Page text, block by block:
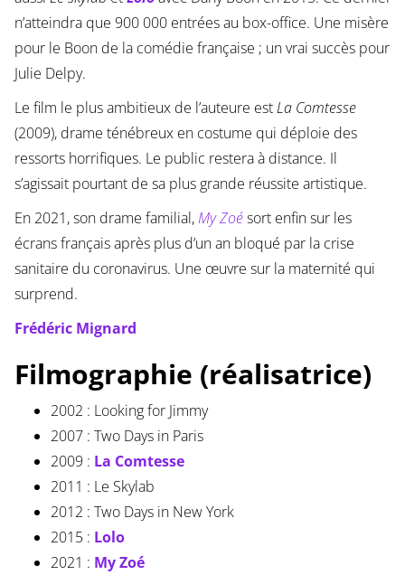
n’atteindra que 900 000 entrées au box-office. Une misère
pour le Boon de la comédie française ; un vrai succès pour
Julie Delpy.
Le film le plus ambitieux de l’auteure estLa Comtesse
(2009), drame ténébreux en costume qui déploie des
ressorts horrifiques. Le public restera à distance. Il
s’agissait pourtant de sa plus grande réussite artistique.
En 2021, son drame familial,My Zoésort enfin sur les
écrans français après plus d’un an bloqué par la crise
sanitaire du coronavirus. Une œuvre sur la maternité qui
surprend.
Frédéric Mignard
Filmographie (réalisatrice)
2002 : Looking for Jimmy
2007 : Two Days in Paris
2009 : La Comtesse
2011 : Le Skylab
2012 : Two Days in New York
2015 : Lolo
2021 : My Zoé